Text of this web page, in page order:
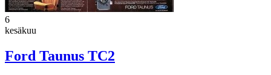
6
kesäkuu
Ford Taunus TC2